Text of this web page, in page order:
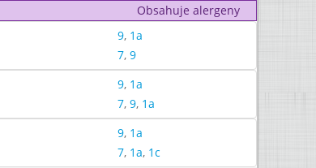
Obsahuje alergeny
9, 1a
7, 9
9, 1a
7, 9, 1a
9, 1a
7, 1a, 1c